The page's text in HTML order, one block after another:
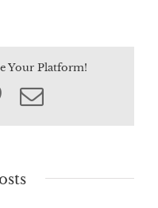
Your Platform!
Pinterest
Email